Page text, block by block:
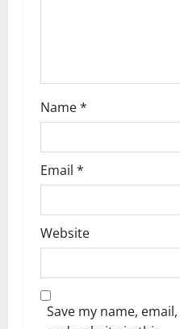
Name*
Email *
Website
Save my name, email,